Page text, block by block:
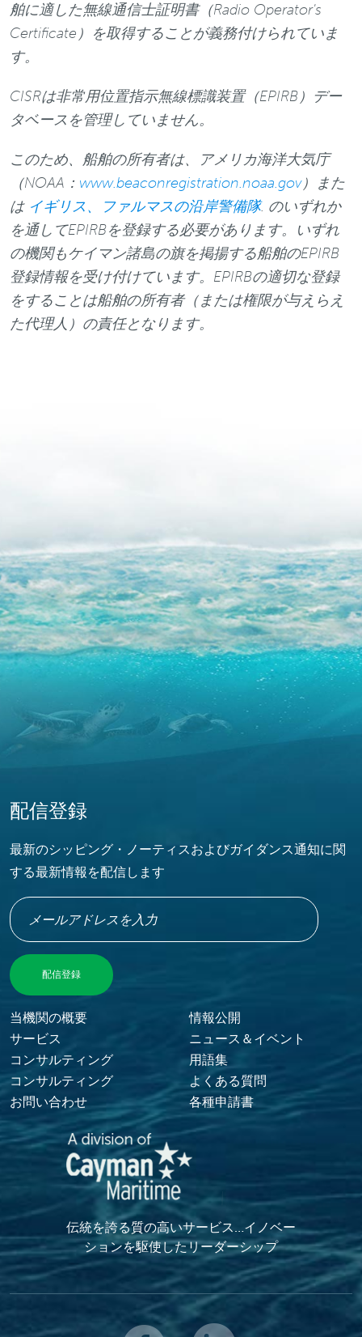
舶に適した無線通信士証明書（Radio Operator's
Certificate）を取得することが義務付けられていま
す。
CISRは非常用位置指示無線標識装置（EPIRB）デー
タベースを管理していません。
このため、船舶の所有者は、アメリカ海洋大気庁
（NOAA： www.beaconregistration.noaa.gov）また
は イギリス、ファルマスの沿岸警備隊. のいずれか
を通してEPIRBを登録する必要があります。いずれ
の機関もケイマン諸島の旗を掲揚する船舶のEPIRB
登録情報を受け付けています。EPIRBの適切な登録
をすることは船舶の所有者（または権限が与えらえ
た代理人）の責任となります。
配信登録
最新のシッピング・ノーティスおよびガイダンス通知に関
する最新情報を配信します
Footer Menu
当機関の概要
情報公開
サービス
ニュース＆イベント
コンサルティング
用語集
コンサルティング
よくある質問
お問い合わせ
各種申請書
伝統を誇る質の高いサービス…イノベー
ションを駆使したリーダーシップ